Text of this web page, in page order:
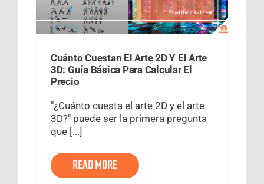
Cuánto Cuestan El Arte 2D Y El Arte
3D: Guía Básica Para Calcular El
Precio
"¿Cuánto cuesta el arte 2D y el arte
3D?" puede ser la primera pregunta
que [...]
READ MORE